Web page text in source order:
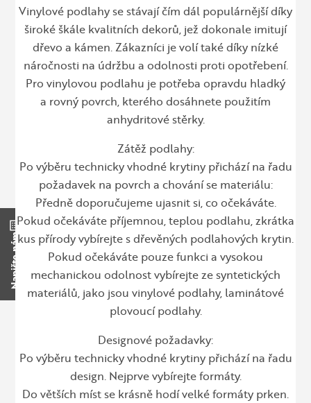
Napište nám
Vinylové podlahy se stávají čím dál populárnější díky
široké škále kvalitních dekorů, jež dokonale imitují
dřevo a kámen. Zákazníci je volí také díky nízké
náročnosti na údržbu a odolnosti proti opotřebení.
Pro vinylovou podlahu je potřeba opravdu hladký
a rovný povrch, kterého dosáhnete použitím
anhydritové stěrky.
Zátěž podlahy:
Po výběru technicky vhodné krytiny přichází na řadu
požadavek na povrch a chování se materiálu:
Předně doporučujeme ujasnit si, co očekáváte.
Pokud očekáváte příjemnou, teplou podlahu, zkrátka
kus přírody vybírejte s dřevěných podlahových krytin.
Pokud očekáváte pouze funkci a vysokou
mechanickou odolnost vybírejte ze syntetických
materiálů, jako jsou vinylové podlahy, laminátové
plovoucí podlahy.
Designové požadavky:
Po výběru technicky vhodné krytiny přichází na řadu
design. Nejprve vybírejte formáty.
Do větších míst se krásně hodí velké formáty prken.